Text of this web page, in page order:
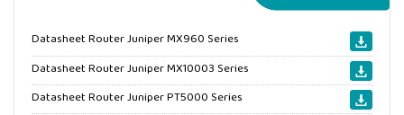
Datasheet Router Juniper MX960 Series
Datasheet Router Juniper MX10003 Series
Datasheet Router Juniper PT5000 Series